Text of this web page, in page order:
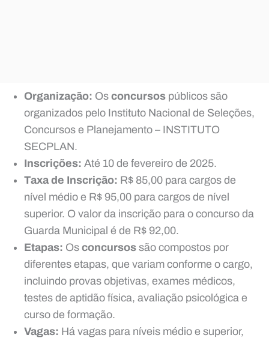
Organização: Os concursos públicos são
organizados pelo Instituto Nacional de Seleções,
Concursos e Planejamento – INSTITUTO
SECPLAN.
Inscrições: Até 10 de fevereiro de 2025.
Taxa de Inscrição: R$ 85,00 para cargos de
nível médio e R$ 95,00 para cargos de nível
superior. O valor da inscrição para o concurso da
Guarda Municipal é de R$ 92,00.
Etapas: Os concursos são compostos por
diferentes etapas, que variam conforme o cargo,
incluindo provas objetivas, exames médicos,
testes de aptidão física, avaliação psicológica e
curso de formação.
Vagas: Há vagas para níveis médio e superior,